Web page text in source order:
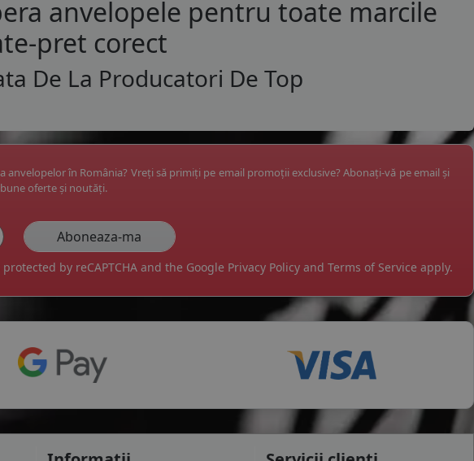
anvelopele pentru toate marcile
pret corect
De La Producatori De Top
în România? Vreți să primiți pe email promoții exclusive? Abonați-vă pe email și
oferte și noutăți.
by reCAPTCHA and the Google Privacy Policy and Terms of Service apply.